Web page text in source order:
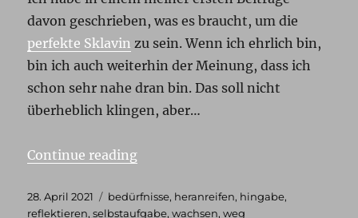
davon geschrieben, was es braucht, um die
perfekte Sklavin zu sein. Wenn ich ehrlich bin,
bin ich auch weiterhin der Meinung, dass ich
schon sehr nahe dran bin. Das soll nicht
überheblich klingen, aber…
Continue reading„Der fehlende Stein“
Posted
on
28. April 2021 Tags
bedürfnisse, heranreifen, hingabe,
reflektieren,selbstaufgabe,wachsen,weg